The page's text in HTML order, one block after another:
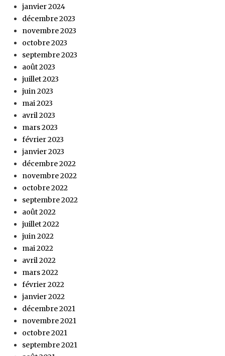
janvier 2024
décembre 2023
novembre 2023
octobre 2023
septembre 2023
août 2023
juillet 2023
juin 2023
mai 2023
avril 2023
mars 2023
février 2023
janvier 2023
décembre 2022
novembre 2022
octobre 2022
septembre 2022
août 2022
juillet 2022
juin 2022
mai 2022
avril 2022
mars 2022
février 2022
janvier 2022
décembre 2021
novembre 2021
octobre 2021
septembre 2021